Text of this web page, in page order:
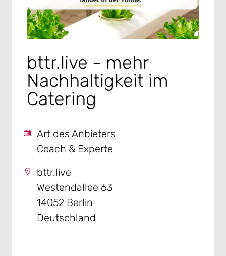
bttr.live - mehr
Nachhaltigkeit im
Catering
Art des Anbieters
Coach & Experte
bttr.live
Westendallee 63
14052 Berlin
Deutschland